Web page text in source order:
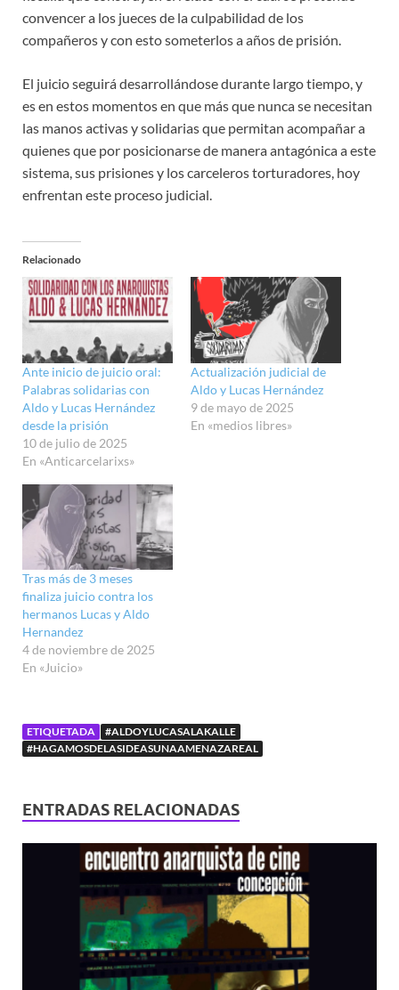
convencer a los jueces de la culpabilidad de los
compañeros y con esto someterlos a años de prisión.
El juicio seguirá desarrollándose durante largo tiempo, y
es en estos momentos en que más que nunca se necesitan
las manos activas y solidarias que permitan acompañar a
quienes que por posicionarse de manera antagónica a este
sistema, sus prisiones y los carceleros torturadores, hoy
enfrentan este proceso judicial.
Relacionado
Ante inicio de juicio oral:
Palabras solidarias con
Aldo y Lucas Hernández
desde la prisión
10 de julio de 2025
En «Anticarcelarixs»
Actualización judicial de
Aldo y Lucas Hernández
9 de mayo de 2025
En «medios libres»
Tras más de 3 meses
finaliza juicio contra los
hermanos Lucas y Aldo
Hernandez
4 de noviembre de 2025
En «Juicio»
ETIQUETADA
#ALDOYLUCASALAKALLE
#HAGAMOSDELASIDEASUNAAMENAZAREAL
ENTRADAS RELACIONADAS